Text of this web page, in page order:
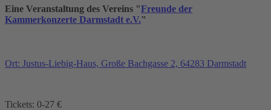
Eine Veranstaltung des Vereins "Freunde der
Kammerkonzerte Darmstadt e.V."
Ort: Justus-Liebig-Haus, Große Bachgasse 2, 64283 Darmstadt
Tickets: 0-27 €